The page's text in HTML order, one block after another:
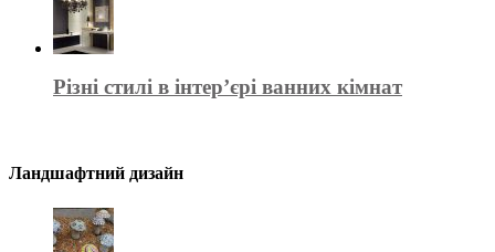
Різні стилі в інтер’єрі ванних кімнат
Ландшафтний дизайн